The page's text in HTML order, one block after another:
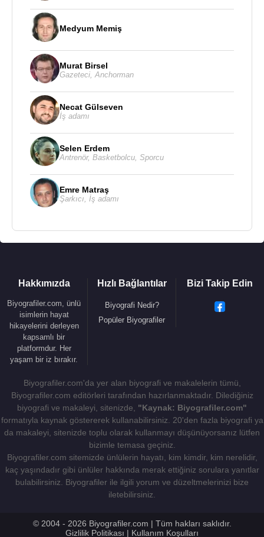
Medyum Memiş
Murat Birsel
Gazeteci Anchorman
Necat Gülseven
İş adamı
Selen Erdem
Antrenör, Basketbolcu Sporcu
Emre Matraş
Şarkıcı İş adamı
Hakkımızda
Biyografiler.com, ünlü
isimlerin hayat
hikayelerini derleyen
kapsamlı bir
platformdur. Her
yaşam bir iz bırakır.
Hızlı Bağlantılar
Biyografi Nedir?
Popüler Biyografiler
Bizi Takip Edin
Biyografiler.com'da yer alan biyografi ve makalelerin tümü,
Biyografiler.com editörleri tarafından hazırlanmaktadır. Dilediğiniz
biyografi ve makaleyi, sitenizde, "Kaynak: Biyografiler.com"
formatıyla kaynak göstererek kullanabilirsiniz. 20'den fazla biyografi ya
da makaleyi, sitenizde toplu olarak kullanmayı düşünüyorsanız lütfen
bizimle temasa geçiniz.
Biyografiler.com sitemizde ünlülerin hayatı, kim kimdir, kim nerelidir,
kaç yaşındadır gibi ünlüler hakkında merak ettiğiniz sorulara yanıtlar
bulabilirsiniz. Biyografiler ile ilgili yorum ve düzeltmelerinizi bize
iletebilirsiniz.
© 2004 - 2026 Biyografiler.com | Tüm hakları saklıdır.
Gizlilik Politikası | Kullanım Koşulları